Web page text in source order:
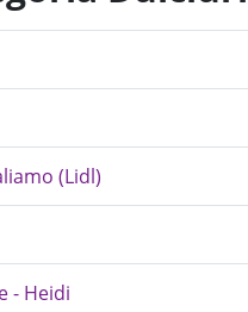
(Lidl)
- Heidi